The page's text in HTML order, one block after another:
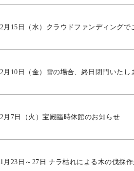
2月15日（水）クラウドファンディングで
2月10日（金）雪の場合、終日閉門いたし
2月7日（火）宝殿臨時休館のお知らせ
1月23日～27日 ナラ枯れによる木の伐採